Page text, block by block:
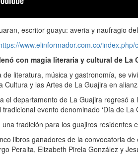
escritor guayu: averia y naufragio
www.elinformador.com.co/
con magia literaria y cultural de La
literatura, música y gastronomía, se
Cultura y las Artes de La Guajira en
el departamento de La Guajira regresó
evento denominado ‘Día de
tradición para los guajiros residentes
libros ganadores de la convocatoria
Peralta, Elizabeth Pirela González y